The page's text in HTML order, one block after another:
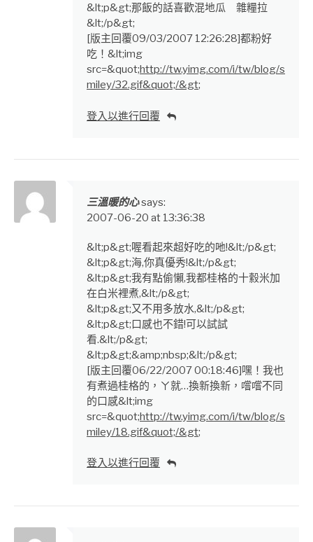
&lt;p&gt;那飯的話喜歡混地瓜 雜糧拉
&lt;/p&gt;
[版主回覆09/03/2007 12:26:28]都粉好
吃！&lt;img
src=&quot;http://tw.yimg.com/i/tw/blog/s
miley/32.gif&quot;/&gt;
登入以進行回覆
三溫暖的心says:
2007-06-20 at 13:36:38
&lt;p&gt;喔看起來超好吃的吔!&lt;/p&gt;
&lt;p&gt;海,你真優秀!&lt;/p&gt;
&lt;p&gt;我有點偷懶,我都桂格的十縠米加
在白米裡煮,&lt;/p&gt;
&lt;p&gt;又不用多放水,&lt;/p&gt;
&lt;p&gt;口感也不錯!可以試試
看.&lt;/p&gt;
&lt;p&gt;&amp;nbsp;&lt;/p&gt;
[版主回覆06/22/2007 00:18:46]嘿！我也
有煮過桂格的，ㄚ就…換新換新，嚐嚐不同
的口感&lt;img
src=&quot;http://tw.yimg.com/i/tw/blog/s
miley/18.gif&quot;/&gt;
登入以進行回覆